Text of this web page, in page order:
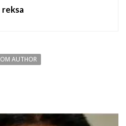
reksa
AUTHOR